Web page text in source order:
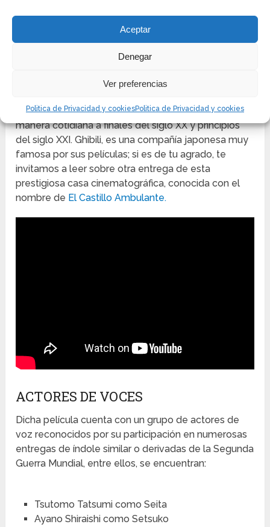
Aceptar
Denegar
Ver preferencias
Politica de Privacidad y cookiesPolitica de Privacidad y cookies
Posteriormente, a medida que se expandía, la
considerablemente, mucho después de su estreno,
Alemania y Suiza la comenzaron a transmitir de
manera cotidiana a finales del siglo XX y principios
del siglo XXI. Ghibili, es una compañía japonesa muy
famosa por sus películas; si es de tu agrado, te
invitamos a leer sobre otra entrega de esta
prestigiosa casa cinematográfica, conocida con el
nombre de El Castillo Ambulante.
ACTORES DE VOCES
Dicha película cuenta con un grupo de actores de
voz reconocidos por su participación en numerosas
entregas de índole similar o derivadas de la Segunda
Guerra Mundial, entre ellos, se encuentran:
Tsutomo Tatsumi como Seita
Ayano Shiraishi como Setsuko